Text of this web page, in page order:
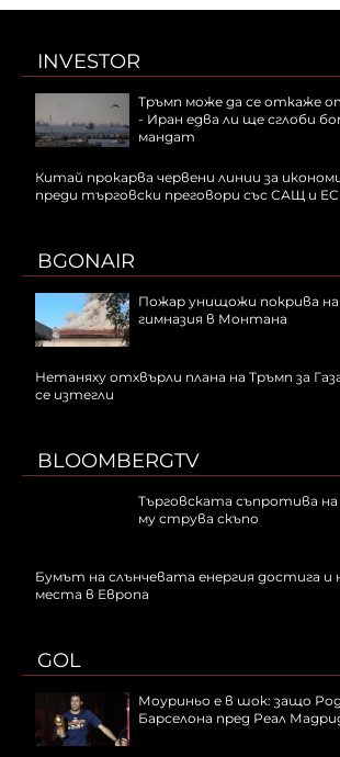
INVESTOR
Тръмп може да се откаже
- Иран едва ли ще сглоби
мандат
Китай прокарва червени линии за
преди търговски преговори със САЩ и ЕС
BGONAIR
Пожар унищожи покрива
гимназия в Монтана
Нетаняху отхвърли плана на Тръмп за
се изтегли
BLOOMBERGTV
Търговската съпротива
му струва скъпо
Бумът на слънчевата енергия достига
места в Европа
GOL
Моуриньо е в шок: защо
Барселона пред Реал